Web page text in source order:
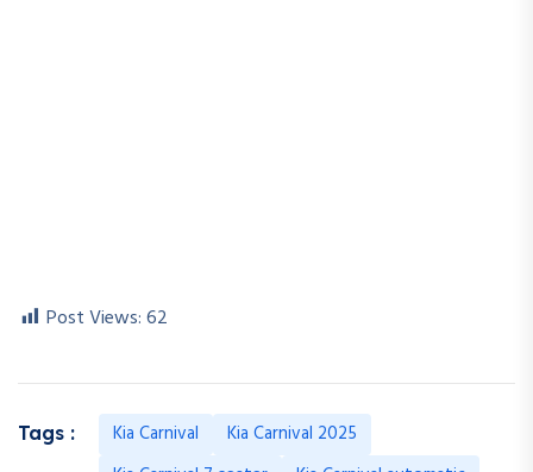
Post Views:62
Tags : Kia Carnival
Kia Carnival 2025